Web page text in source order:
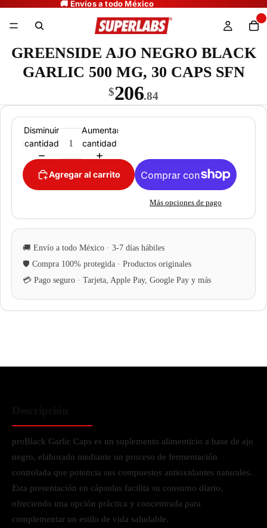
GREENSIDE AJO NEGRO BLACK
GARLIC 500 MG, 30 CAPS SFN
$206.84
Disminuir
cantidad
Aumentar
cantidad
Agregar al carrito
Más opciones de pago
proBlack Garlic Caps es un suplemento alimenticio a base de ajo
negro, elaborado mediante un proceso de fermentación
controlada que potencia sus compuestos antioxidantes naturales.
Esta presentación en cápsulas facilita su consumo diario,
ofreciendo una opción práctica y concentrada para
complementar un estilo de vida saludable.